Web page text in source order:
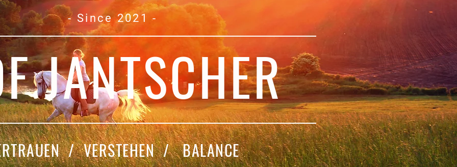
- Since 2021 -
JANTSCHER
/ VERSTEHEN / BALANCE